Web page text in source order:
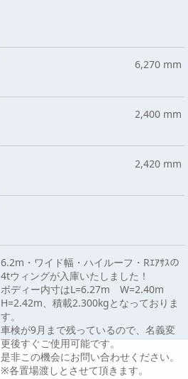
6,270 mm
2,400 mm
2,420 mm
6.2m・ワイド幅・ハイルーフ・Rｴｱｻｽの
4tウィングが入庫いたしました！
ボディー内寸はL=6.27m W=2.40m
H=2.42m、積載2.300kgとなっておりま
す。
車検が9月まで残っているので、名義変
更後すぐご使用可能です。
是非この機会にお問い合わせください。
※各置場渡しとさせて頂きます。